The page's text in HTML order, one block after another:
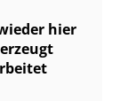
hier